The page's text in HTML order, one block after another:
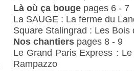
Là où ça bouge pages 6 - 7
La SAUGE : La ferme du
Square Stalingrad : Les
Nos chantiers pages 8 - 9
Le Grand Paris Express :
Rampazzo